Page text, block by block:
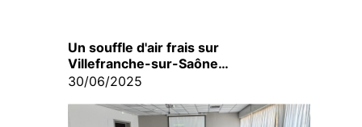
Un souffle d'air frais sur
Villefranche-sur-Saône…
30/06/2025